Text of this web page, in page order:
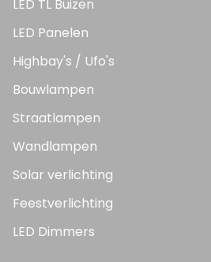
LED TL Buizen
LED Panelen
Highbay's / Ufo's
Bouwlampen
Straatlampen
Wandlampen
Solar verlichting
Feestverlichting
LED Dimmers